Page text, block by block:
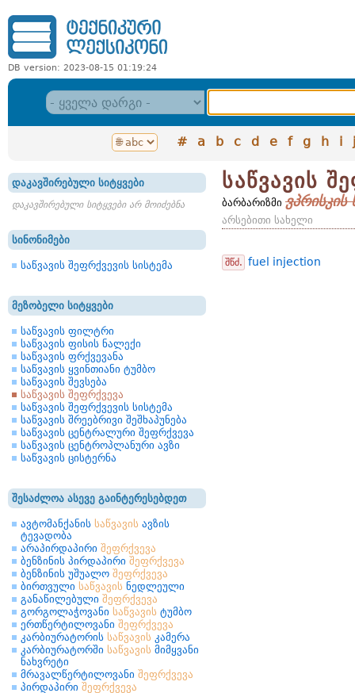
DB version: 2023-08-15 01:19:24
# a b c d e f g h i j
დაკავშირებული სიტყვები
დაკავშირებული სიტყვები არ მოიძებნა
სინონიმები
საწვავის შეფრქვევის სისტემა
მეზობელი სიტყვები
საწვავის ფილტრი
საწვავის ფისის ნალექი
საწვავის ფრქვევანა
საწვავის ყვინთიანი ტუმბო
საწვავის შევსება
საწვავის შეფრქვევა
საწვავის შეფრქვევის სისტემა
საწვავის შრეებრივი შეშხაპუნება
საწვავის ცენტრალური შეფრქვევა
საწვავის ცენტროპლანური ავზი
საწვავის ცისტერნა
შესაძლოა ასევე გაინტერესებდეთ
ავტომანქანის საწვავის ავზის
ტევადობა
არაპირდაპირი შეფრქვევა
ბენზინის პირდაპირი შეფრქვევა
ბენზინის უშუალო შეფრქვევა
ბირთვული საწვავის ნედლეული
განაწილებული შეფრქვევა
გორგოლაჭოვანი საწვავის ტუმბო
ერთწერტილოვანი შეფრქვევა
კარბიურატორის საწვავის კამერა
კარბიურატორში საწვავის მიმყვანი
ნახვრეტი
მრავალწერტილოვანი შეფრქვევა
პირდაპირი შეფრქვევა
საწვავის
ბარბარიზმი ვპრისკის
არსებითი სახელი
შწძ. fuel injection